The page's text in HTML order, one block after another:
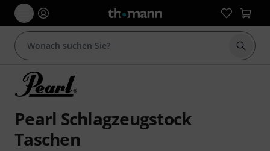
Suche
Pearl Schlagzeugstock
Taschen